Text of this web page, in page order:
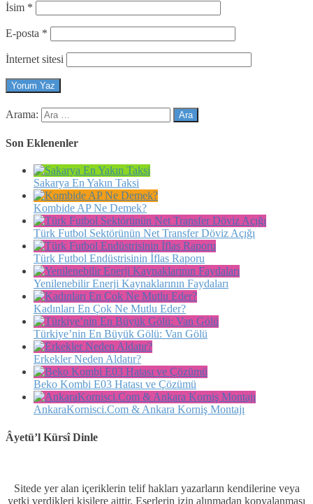
İsim *
E-posta *
İnternet sitesi
Arama:
Son Eklenenler
Sakarya En Yakın Taksi
Kombide AP Ne Demek?
Türk Futbol Sektörünün Net Transfer Döviz Açığı
Türk Futbol Endüstrisinin İflas Raporu
Yenilenebilir Enerji Kaynaklarının Faydaları
Kadınları En Çok Ne Mutlu Eder?
Türkiye’nin En Büyük Gölü: Van Gölü
Erkekler Neden Aldatır?
Beko Kombi E03 Hatası ve Çözümü
AnkaraKornisci.Com & Ankara Korniş Montajı
Âyetü’l Kürsî Dinle
Sitede yer alan içeriklerin telif hakları yazarların kendilerine veya
yetki verdikleri kişilere aittir. Eserlerin izin alınmadan kopyalanması